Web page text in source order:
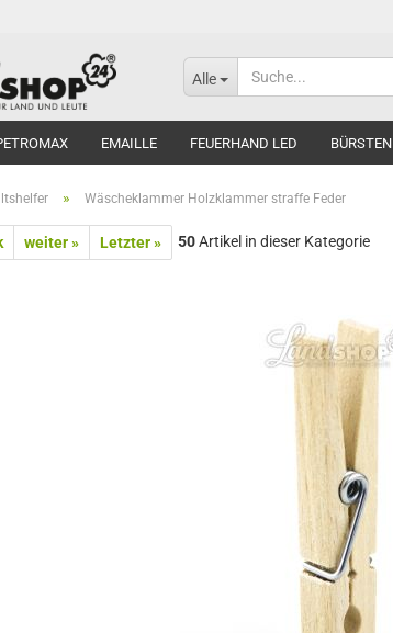
Alle
EMAILLE FEUERHAND LED BÜRSTEN
» Wäscheklammer Holzklammer straffe Feder
weiter » Letzter » 50Artikel in dieser Kategorie